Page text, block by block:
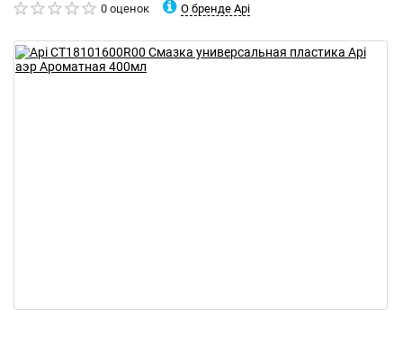
0 оценок О бренде Api